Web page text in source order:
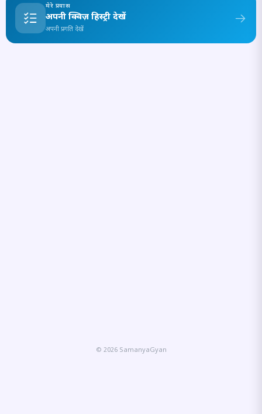
मेरे प्रयास
अपनी क्विज़ हिस्ट्री देखें
अपनी प्रगति देखें
© 2026 SamanyaGyan